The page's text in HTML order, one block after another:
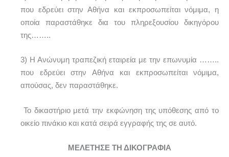
που εδρεύει στην Αθήνα και εκπροσωπείται νόμιμα, η
οποία παραστάθηκε δια του πληρεξουσίου δικηγόρου
της……..
3) Η Ανώνυμη τραπεζική εταιρεία με την επωνυμία ……..
που εδρεύει στην Αθήνα και εκπροσωπείται νόμιμα,
απούσας, δεν παραστάθηκε.
Το δικαστήριο μετά την εκφώνηση της υπόθεσης από το
οικείο πινάκιο και κατά σειρά εγγραφής της σε αυτό.
ΜΕΛΕΤΗΣΕ ΤΗ ΔΙΚΟΓΡΑΦΙΑ